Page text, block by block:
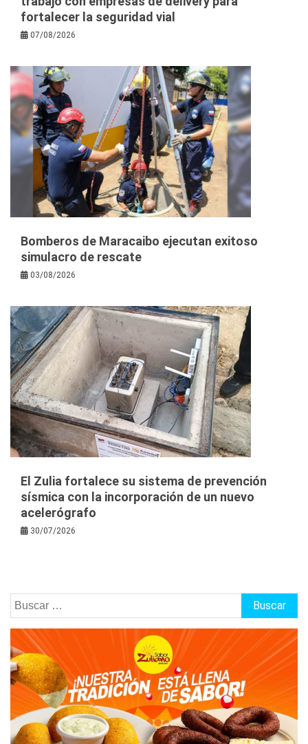
fortalecer la seguridad vial
07/08/2026
Bomberos de Maracaibo ejecutan exitoso
simulacro de rescate
03/08/2026
El Zulia fortalece su sistema de prevención
sísmica con la incorporación de un nuevo
acelerógrafo
30/07/2026
Buscar: